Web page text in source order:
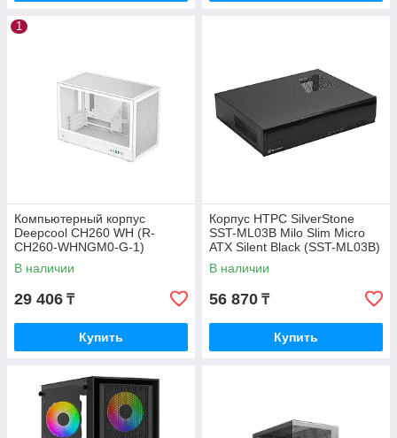
1
Компьютерный корпус
Deepcool CH260 WH (R-
CH260-WHNGM0-G-1)
В наличии
29 406 ₸
Купить
Корпус HTPC SilverStone
SST-ML03B Milo Slim Micro
ATX Silent Black (SST-ML03B)
В наличии
56 870 ₸
Купить